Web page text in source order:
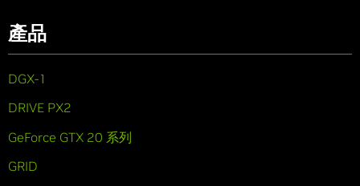
產品
DGX-1
DRIVE PX2
GeForce GTX 20 系列
GRID